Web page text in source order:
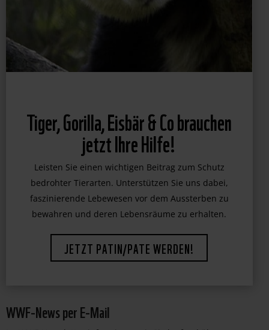
Tiger, Gorilla, Eisbär & Co brauchen
jetzt Ihre Hilfe!
Leisten Sie einen wichtigen Beitrag zum Schutz
bedrohter Tierarten. Unterstützen Sie uns dabei,
faszinierende Lebewesen vor dem Aussterben zu
JETZT PATIN/PATE WERDEN!
WWF-News per E-Mail